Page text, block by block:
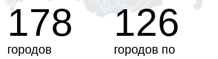
178
городов
126
городов по